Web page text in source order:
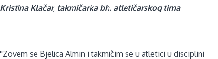
Kristina Klačar, takmičarka bh. atletičarskog tima
''Zovem se Bjelica Almin i takmičim se u atletici u disciplini